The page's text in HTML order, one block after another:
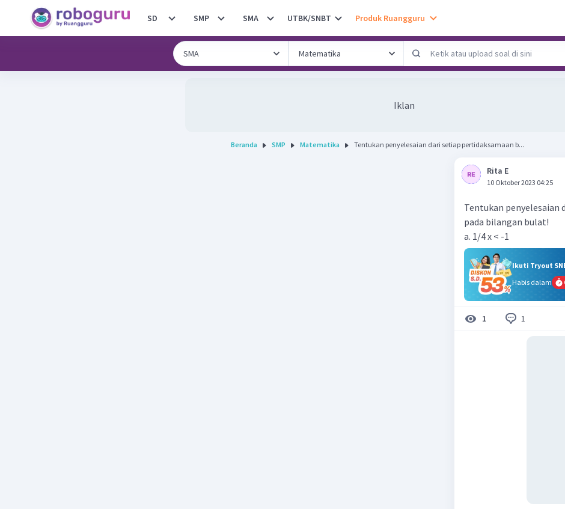
SD SMP SMA UTBK/SNBT Produk Ruangguru
Iklan
Beranda SMP Matematika Tentukan penyelesaian dari setiap pertidaksamaan b...
Rita E
10 Oktober 2023 04:25
Tentukan penyelesaian
pada bilangan bulat!
a. 1/4 x < -1
Ikuti Tryout
Habis dalam
1 1